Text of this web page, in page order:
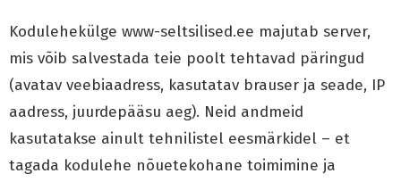
Kodulehekülge www-seltsilised.ee majutab server,
mis võib salvestada teie poolt tehtavad päringud
(avatav veebiaadress, kasutatav brauser ja seade, IP
aadress, juurdepääsu aeg). Neid andmeid
kasutatakse ainult tehnilistel eesmärkidel – et
tagada kodulehe nõuetekohane toimimine ja